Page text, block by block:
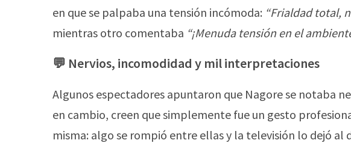
en que se palpaba una tensión incómoda: “Frialdad total,
mientras otro comentaba “¡Menuda tensión en el
💬 Nervios, incomodidad y mil interpretaciones
Algunos espectadores apuntaron que Nagore se notaba
en cambio, creen que simplemente fue un gesto
misma: algo se rompió entre ellas y la televisión lo dejó al